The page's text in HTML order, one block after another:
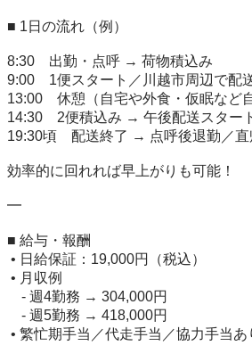
■ 1日の流れ（例）
8:30　出勤・点呼 → 荷物積込み
9:00　1便スタート／川越市周辺で配
13:00　休憩（自宅や外食・仮眠など
14:30　2便積込み → 午後配送スター
19:30頃　配送終了 → 点呼後退勤／直
効率的に回れれば早上がりも可能！
━
■ 給与・報酬
- 週4勤務 → 304,000円
- 週5勤務 → 418,000円